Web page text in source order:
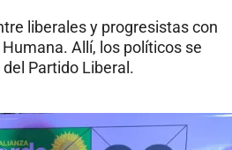
liberales y progresistas con
Allí, los políticos se
Partido Liberal.